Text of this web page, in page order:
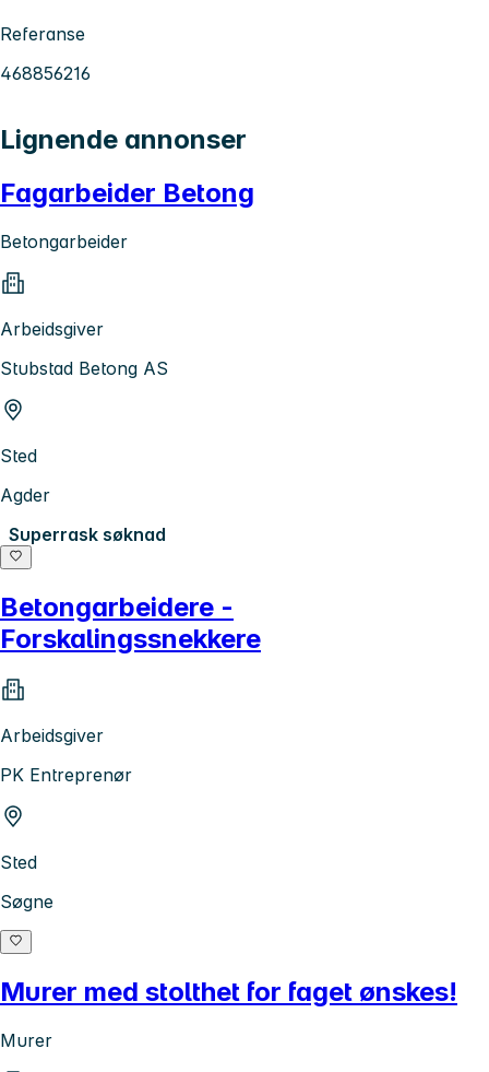
Referanse
468856216
Lignende annonser
Fagarbeider Betong
Betongarbeider
Arbeidsgiver
Stubstad Betong AS
Sted
Agder
Superrask søknad
Betongarbeidere -
Forskalingssnekkere
Arbeidsgiver
PK Entreprenør
Sted
Søgne
Murer med stolthet for faget ønskes!
Murer